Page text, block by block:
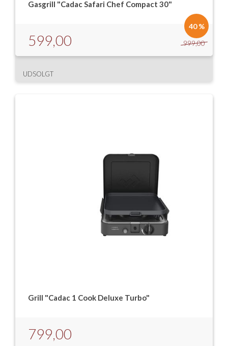
Gasgrill "Cadac Safari Chef Compact 30"
999,00
599,00
40 %
UDSOLGT
Grill "Cadac 1 Cook Deluxe Turbo"
799,00